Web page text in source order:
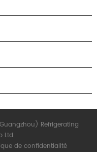
Refrigerating
Ltd.
de confidentialité